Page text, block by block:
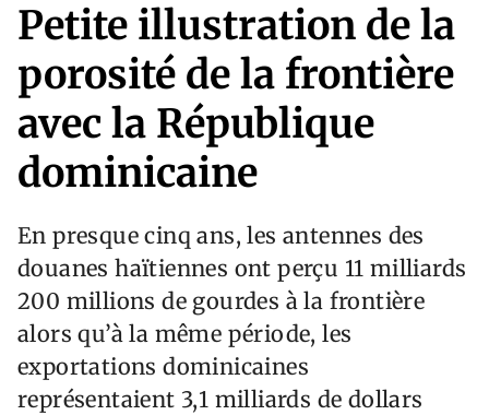
Petite illustration de la
porosité de la frontière
avec la République
dominicaine
En presque cinq ans, les antennes des
douanes haïtiennes ont perçu 11 milliards
200 millions de gourdes à la frontière
alors qu’à la même période, les
exportations dominicaines
représentaient 3,1 milliards de dollars